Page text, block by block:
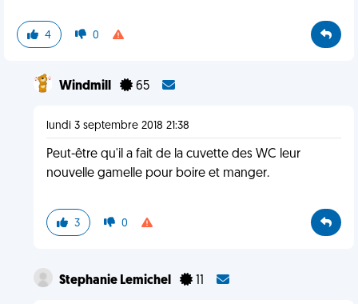
4 0
Windmill 65
lundi 3 septembre 2018 21:38
Peut-être qu'il a fait de la cuvette des WC leur
nouvelle gamelle pour boire et manger.
3 0
Stephanie Lemichel 11